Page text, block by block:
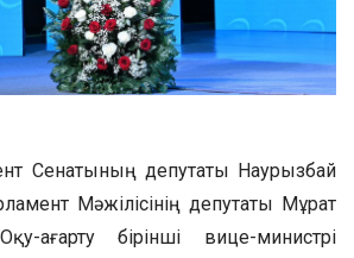
Сенатының депутаты Наурызбай
Мәжілісінің депутаты Мұрат
ағарту бірінші вице-министрі